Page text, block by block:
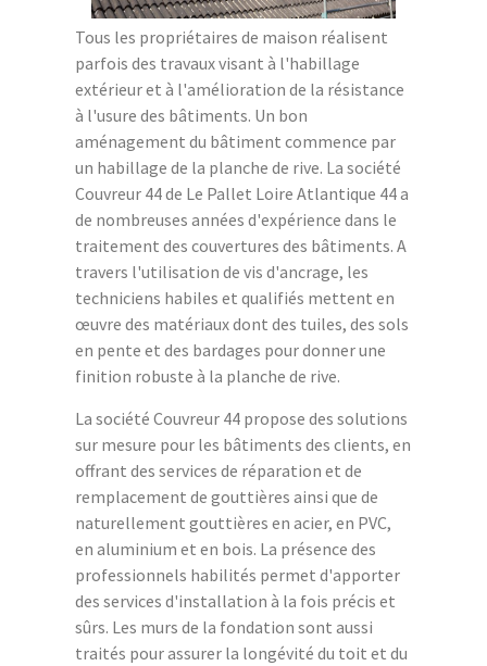
Tous les propriétaires de maison réalisent
parfois des travaux visant à l'habillage
extérieur et à l'amélioration de la résistance
à l'usure des bâtiments. Un bon
aménagement du bâtiment commence par
un habillage de la planche de rive. La société
Couvreur 44 de Le Pallet Loire Atlantique 44 a
de nombreuses années d'expérience dans le
traitement des couvertures des bâtiments. A
travers l'utilisation de vis d'ancrage, les
techniciens habiles et qualifiés mettent en
œuvre des matériaux dont des tuiles, des sols
en pente et des bardages pour donner une
finition robuste à la planche de rive.
La société Couvreur 44 propose des solutions
sur mesure pour les bâtiments des clients, en
offrant des services de réparation et de
remplacement de gouttières ainsi que de
naturellement gouttières en acier, en PVC,
en aluminium et en bois. La présence des
professionnels habilités permet d'apporter
des services d'installation à la fois précis et
sûrs. Les murs de la fondation sont aussi
traités pour assurer la longévité du toit et du